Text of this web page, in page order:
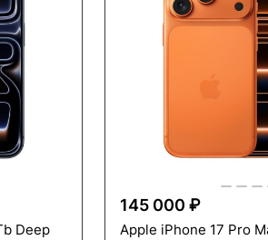
Deep
145 000 ₽
Apple iPhone 17 Pro